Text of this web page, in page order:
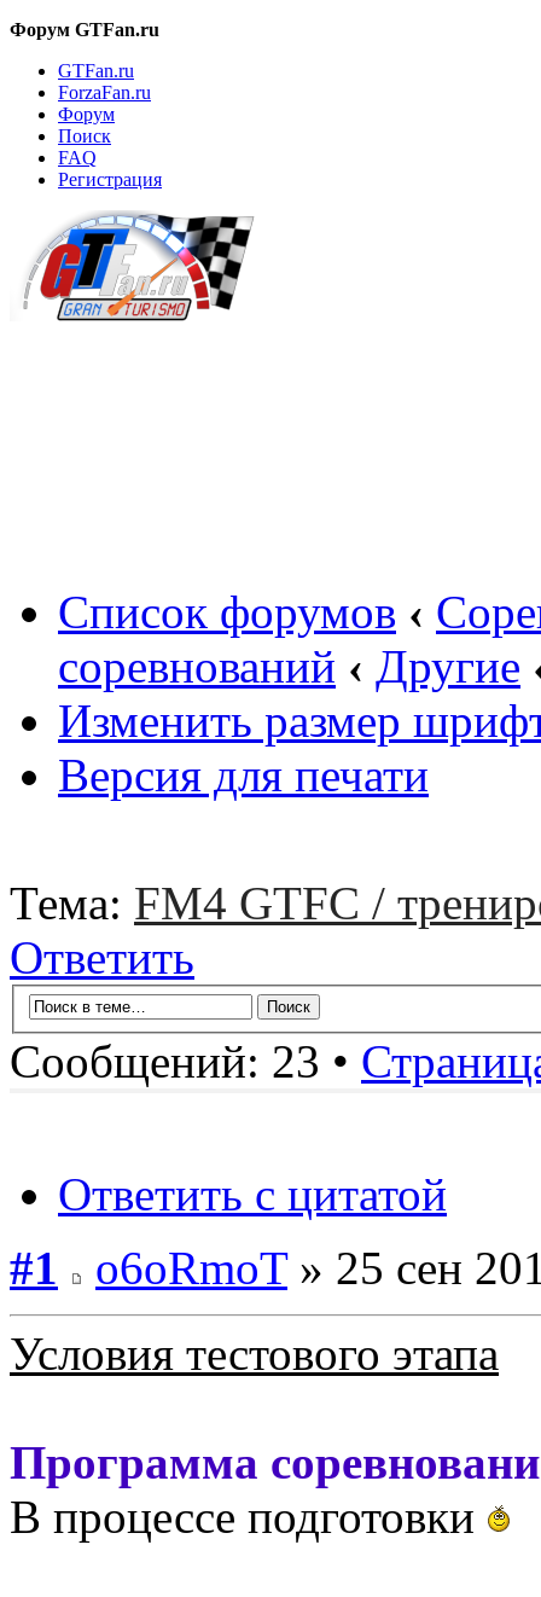
Форум GTFan.ru
GTFan.ru
ForzaFan.ru
Форум
Поиск
FAQ
Регистрация
Список форумов ‹
соревнований ‹ Другие
Изменить размер
Версия для печати
Тема: FM4 GTFC /
Ответить
Сообщений: 23 •
Ответить с цитатой
#1
o6oRmoT» 25 сен
Условия тестового этапа
Программа
В процессе подготовки